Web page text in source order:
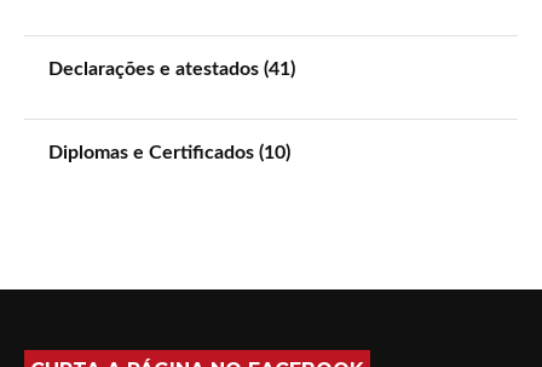
Declarações e atestados (41)
Diplomas e Certificados (10)